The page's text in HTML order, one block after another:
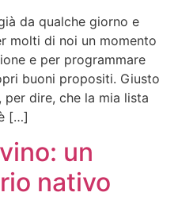
da qualche giorno e
molti di noi un momento
e per programmare
buoni propositi. Giusto
dire, che la mia lista
[…]
un
nativo